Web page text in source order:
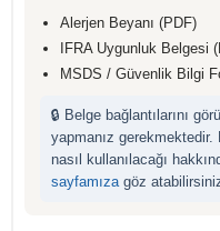
Alerjen Beyanı (PDF)
IFRA Uygunluk Belgesi
MSDS / Güvenlik Bilgi
🔒 Belge bağlantılarını
yapmanız
nasıl kullanılacağı
sayfamızagöz